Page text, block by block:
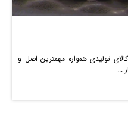
تولیدی همواره مهمترین اصل و
...